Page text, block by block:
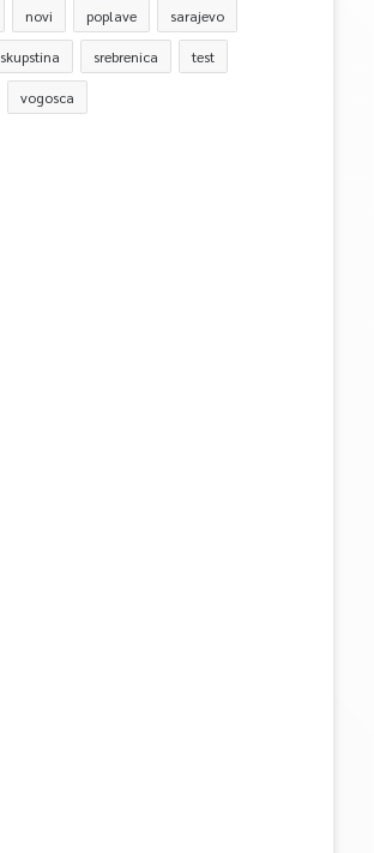
novi poplave sarajevo
skupstina srebrenica test
vogosca